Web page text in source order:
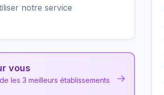
notre service
vous
les 3 meilleurs établissements
→